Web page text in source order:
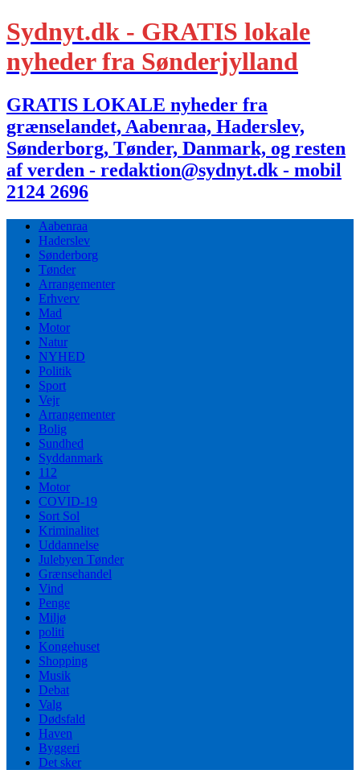
Sydnyt.dk - GRATIS lokale
nyheder fra Sønderjylland
GRATIS LOKALE nyheder fra
grænselandet, Aabenraa, Haderslev,
Sønderborg, Tønder, Danmark, og resten
af verden - redaktion@sydnyt.dk - mobil
2124 2696
Aabenraa
Haderslev
Sønderborg
Tønder
Arrangementer
Erhverv
Mad
Motor
Natur
NYHED
Politik
Sport
Vejr
Arrangementer
Bolig
Sundhed
Syddanmark
112
Motor
COVID-19
Sort Sol
Kriminalitet
Uddannelse
Julebyen Tønder
Grænsehandel
Vind
Penge
Miljø
politi
Kongehuset
Shopping
Musik
Debat
Valg
Dødsfald
Haven
Byggeri
Det sker